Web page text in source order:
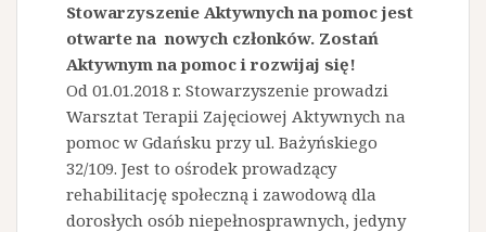
Stowarzyszenie Aktywnych na pomoc jest
otwarte na nowych członków. Zostań
Aktywnym na pomoc i rozwijaj się!
Od 01.01.2018 r. Stowarzyszenie prowadzi
Warsztat Terapii Zajęciowej Aktywnych na
pomoc w Gdańsku przy ul. Bażyńskiego
32/109. Jest to ośrodek prowadzący
rehabilitację społeczną i zawodową dla
dorosłych osób niepełnosprawnych, jedyny